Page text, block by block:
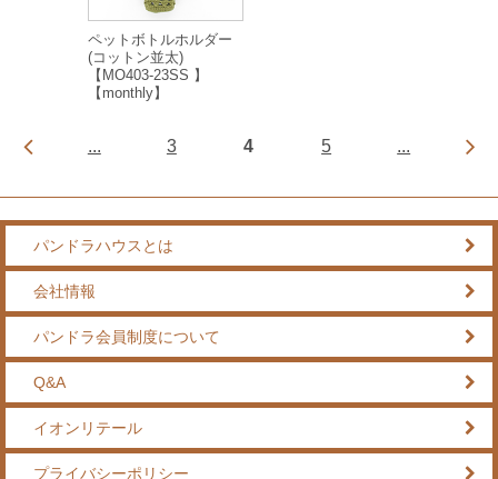
ペットボトルホルダー
(コットン並太)
【MO403-23SS 】
【monthly】
... 3 4 5 ...
パンドラハウスとは
会社情報
パンドラ会員制度について
Q&A
イオンリテール
プライバシーポリシー